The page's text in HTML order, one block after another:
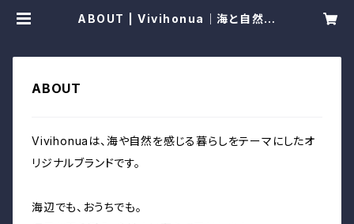
ABOUT | Vivihonua｜海と自然の
ABOUT
Vivihonuaは、海や自然を感じる暮らしをテーマにしたオ
リジナルブランドです。
海辺でも、おうちでも。